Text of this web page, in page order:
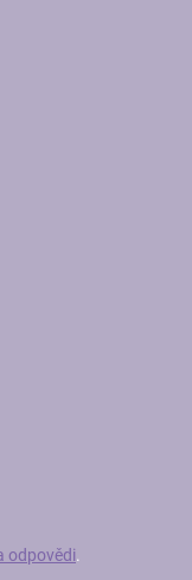
odpovědi.